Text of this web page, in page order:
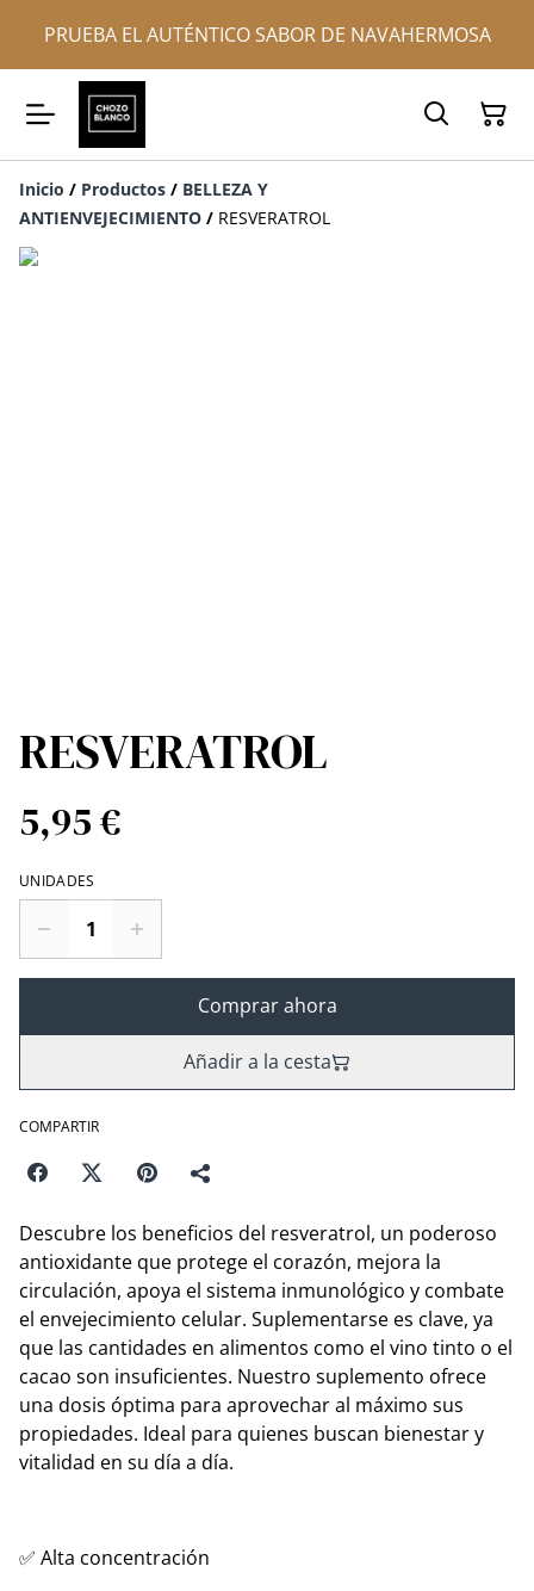
PRUEBA EL AUTÉNTICO SABOR DE NAVAHERMOSA
Inicio / Productos / BELLEZA Y
ANTIENVEJECIMIENTO / RESVERATROL
RESVERATROL
5,95 €
UNIDADES
Comprar ahora
Añadir a la cesta
COMPARTIR
Descubre los beneficios del resveratrol, un poderoso
antioxidante que protege el corazón, mejora la
circulación, apoya el sistema inmunológico y combate
el envejecimiento celular. Suplementarse es clave, ya
que las cantidades en alimentos como el vino tinto o el
cacao son insuficientes. Nuestro suplemento ofrece
una dosis óptima para aprovechar al máximo sus
propiedades. Ideal para quienes buscan bienestar y
vitalidad en su día a día.
✅ Alta concentración